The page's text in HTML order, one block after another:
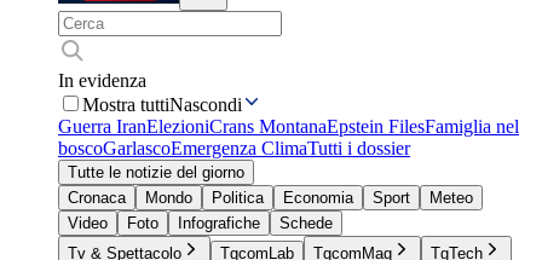
In evidenza
Mostra tuttiNascondi
Guerra IranElezioniCrans MontanaEpstein FilesFamiglia nel
boscoGarlascoEmergenza ClimaTutti i dossier
Tutte le notizie del giorno
Cronaca
Mondo Politica Economia Sport
Meteo
Video
Foto Infografiche
Schede
Tv & Spettacolo
TgcomLab TgcomMag
TgTech